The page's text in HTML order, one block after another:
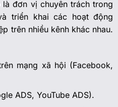
đơn vị chuyên trách trong
triển khai các hoạt động
trên nhiều kênh khác nhau.
mạng xã hội (Facebook,
ADS, YouTube ADS).